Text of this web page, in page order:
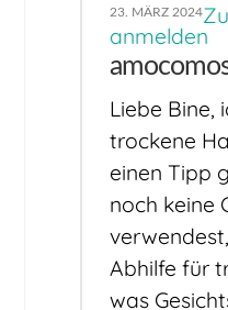
23. MÄRZ 2024
anmelden
Liebe Bine,
trockene
einen Tipp
noch keine
Abhilfe für
was